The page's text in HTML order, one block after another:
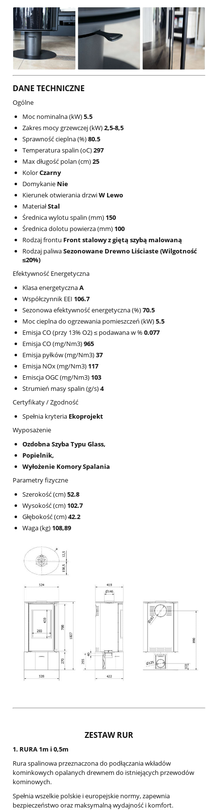
DANE TECHNICZNE
Ogólne
Moc nominalna (kW)5.5
Zakres mocy grzewczej (kW)2,5-8,5
Sprawność cieplna (%)80.5
Temperatura spalin (oC)297
Max długość polan (cm)25
KolorCzarny
Domykanie Nie
Kierunek otwierania drzwiW Lewo
MateriałStal
Średnica wylotu spalin (mm) 150
Średnica dolotu powierza (mm) 100
Rodzaj frontu Front stalowy z giętą szybą malowaną
Rodzaj paliwaSezonowane Drewno Liściaste (Wilgotność
≤20%)
Efektywność Energetyczna
Klasa energetycznaA
Współczynnik EEI 106.7
Sezonowa efektywność energetyczna (%)70.5
Moc cieplna do ogrzewania pomieszczeń (kW)5.5
Emisja CO (przy 13% O2) ≤ podawana w % 0.077
Emisja CO (mg/Nm3)965
Emisja pyłków (mg/Nm3)37
Emisja NOx (mg/Nm3) 117
Emiscja OGC (mg/Nm3) 103
Strumień masy spalin (g/s)4
Certyfikaty / Zgodność
Spełnia kryteria Ekoprojekt
Wyposażenie
Ozdobna Szyba Typu Glass,
Popielnik,
Wyłożenie Komory Spalania
Parametry fizyczne
Szerokość (cm)52.8
Wysokość (cm) 102.7
Głębokość (cm)42.2
Waga (kg) 108,89
ZESTAW RUR
1. RURA 1m i 0,5m
Rura spalinowa przeznaczona do podłączania wkładów
kominkowych opalanych drewnem do istniejących przewodów
kominowych.
Spełnia wszelkie polskie i europejskie normy, zapewnia
bezpieczeństwo oraz maksymalną wydajność i komfort.